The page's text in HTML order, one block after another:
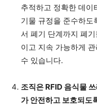
추적하고 정확한 데이
기물 규정을 준수하도
서 폐기 단계까지 폐
이고 지속 가능하게
수 있습니다.
조직은 RFID 음식물
가 안전하고 보호되도